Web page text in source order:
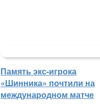
Память экс-игрока
«Шинника» почтили на
международном матче